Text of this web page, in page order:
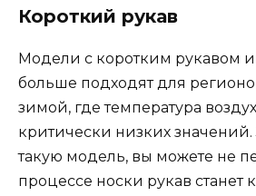
Короткий рукав
Модели с коротким рукавом
больше подходят для
зимой, где температура
критически низких значений.
такую модель, вы можете не
процессе носки рукав станет